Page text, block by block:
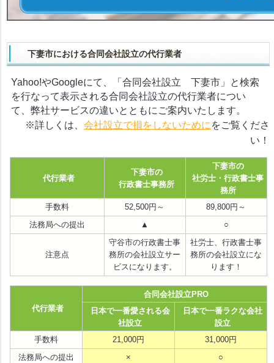
下妻市における合同会社設立の代行業者
Yahoo!やGoogleにて、「合同会社設立 下妻市」と検索
を行なって表示される合同会社設立の代行業者につい
て、弊社サービスの違いとともにご案内いたします。
※詳しくは、会社設立で損をしないために をご覧くださ
い！
代行業者
下妻市の
行政書士事務所
下妻市の
社労士・行政書士事
務所
手数料
52,500円～
89,800円～
法務局への提出
▲ ○
注意点
守谷市の行政書士事
務所の会社設立サー
ビスになります。
社労士、行政書士事
務所の会社設立にな
ります！
代行業者
合同会社設立PRO
日本で一番愛される会
社設立
日本で一番ラクな会社
設立
手数料
21,000円
31,000円
法務局への提出
× ○